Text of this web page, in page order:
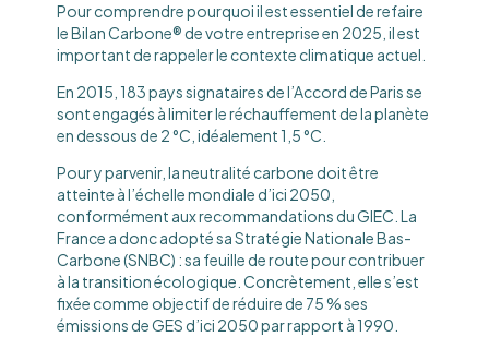
Pour comprendre pourquoi il est essentiel de refaire
le Bilan Carbone® de votre entreprise en 2025, il est
important de rappeler le contexte climatique actuel.
En 2015, 183 pays signataires de l’Accord de Paris se
sont engagés à limiter le réchauffement de la planète
en dessous de 2 °C, idéalement 1,5 °C.
Pour y parvenir, la neutralité carbone doit être
atteinte à l’échelle mondiale d’ici 2050,
conformément aux recommandations du GIEC. La
France a donc adopté sa Stratégie Nationale Bas-
Carbone (SNBC) : sa feuille de route pour contribuer
à la transition écologique. Concrètement, elle s’est
fixée comme objectif de réduire de 75 % ses
émissions de GES d’ici 2050 par rapport à 1990.